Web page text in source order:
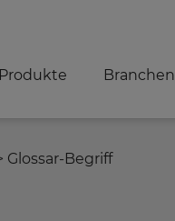
Produkte Branchen
Glossar-Begriff